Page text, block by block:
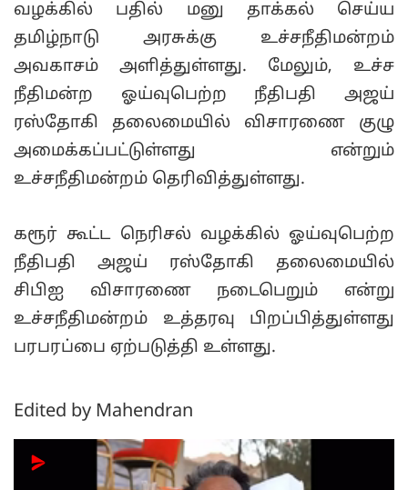
வழக்கில் பதில் மனு தாக்கல் செய்ய
தமிழ்நாடு அரசுக்கு உச்சநீதிமன்றம்
அவகாசம் அளித்துள்ளது. மேலும், உச்ச
நீதிமன்ற ஓய்வுபெற்ற நீதிபதி அஜய்
ரஸ்தோகி தலைமையில் விசாரணை குழு
அமைக்கப்பட்டுள்ளது என்றும்
உச்சநீதிமன்றம் தெரிவித்துள்ளது.
கரூர் கூட்ட நெரிசல் வழக்கில் ஓய்வுபெற்ற
நீதிபதி அஜய் ரஸ்தோகி தலைமையில்
சிபிஐ விசாரணை நடைபெறும் என்று
உச்சநீதிமன்றம் உத்தரவு பிறப்பித்துள்ளது
பரபரப்பை ஏற்படுத்தி உள்ளது.
Edited by Mahendran